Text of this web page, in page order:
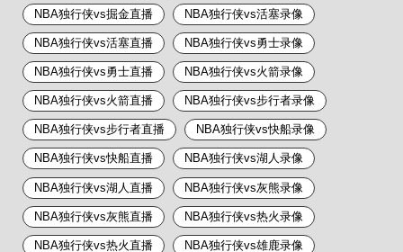
NBA独行侠vs掘金直播 NBA独行侠vs活塞录像
NBA独行侠vs活塞直播 NBA独行侠vs勇士录像
NBA独行侠vs勇士直播 NBA独行侠vs火箭录像
NBA独行侠vs火箭直播 NBA独行侠vs步行者录像
NBA独行侠vs步行者直播 NBA独行侠vs快船录像
NBA独行侠vs快船直播 NBA独行侠vs湖人录像
NBA独行侠vs湖人直播 NBA独行侠vs灰熊录像
NBA独行侠vs灰熊直播 NBA独行侠vs热火录像
NBA独行侠vs热火直播 NBA独行侠vs雄鹿录像